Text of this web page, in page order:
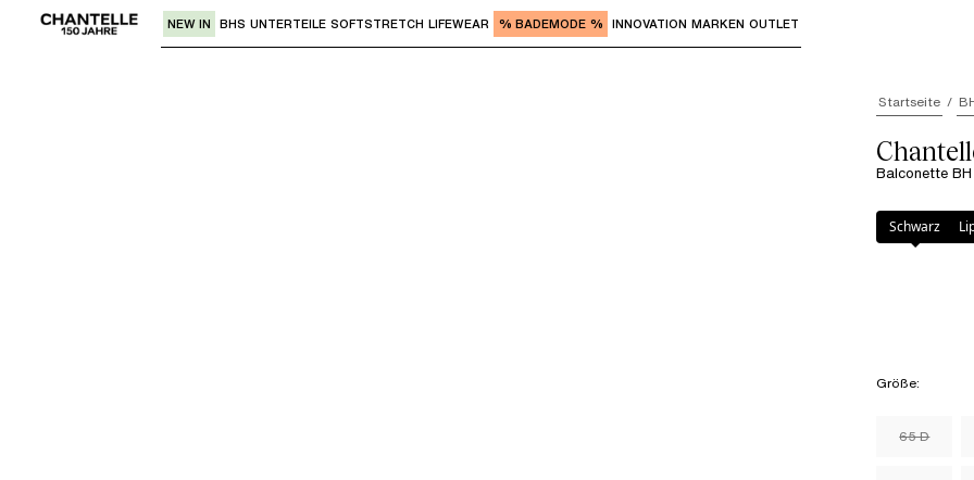
Verwende den "Pfeil nach unten" oder "Eingabe" zum Aufrufen der Untermenüs und "Pfeil nach
NEW IN BHS UNTERTEILE SOFTSTRETCH LIFEWEAR % BADEMODE % INNOVATION MARKEN OUTLET
Startseite
Balconette
Farbe:Lipstick
Schwarz
Größe:
65 D